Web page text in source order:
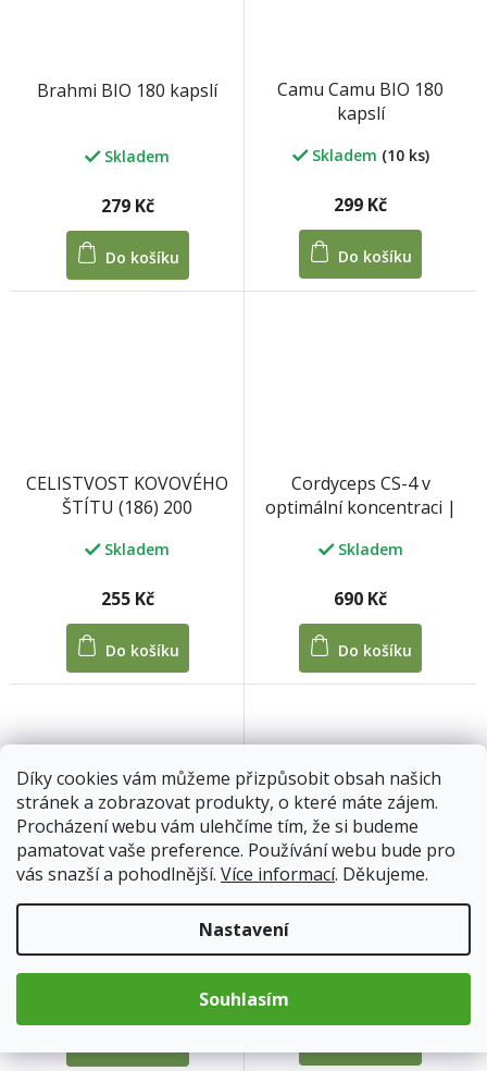
Díky cookies vám můžeme přizpůsobit obsah našich
stránek a zobrazovat produkty, o které máte zájem.
Procházení webu vám ulehčíme tím, že si budeme
pamatovat vaše preference. Používání webu bude pro
vás snazší a pohodlnější. Více informací. Děkujeme.
Nastavení
Souhlasím
Brahmi BIO 180 kapslí
Skladem
279 Kč
Do košíku
Camu Camu BIO 180
kapslí
Skladem (10 ks)
299 Kč
Do košíku
CELISTVOST KOVOVÉHO
ŠTÍTU (186) 200
Skladem
255 Kč
Do košíku
Cordyceps CS-4 v
optimální koncentraci |
Skladem
690 Kč
Do košíku
Coriolus v optimální
koncentraci |
Curcumin v optimální
koncentraci |